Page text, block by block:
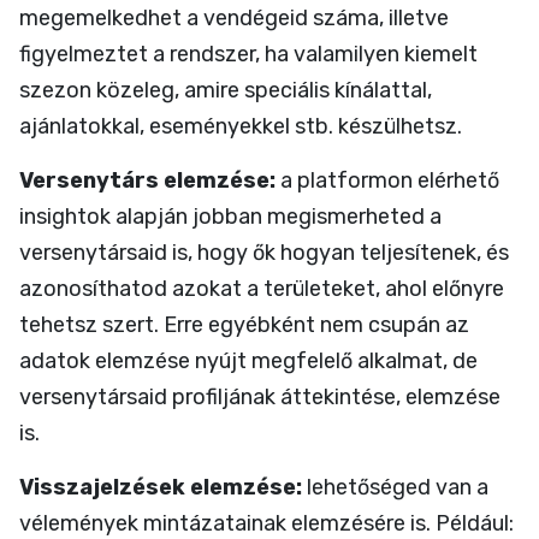
megemelkedhet a vendégeid száma, illetve
figyelmeztet a rendszer, ha valamilyen kiemelt
szezon közeleg, amire speciális kínálattal,
ajánlatokkal, eseményekkel stb. készülhetsz.
Versenytárs elemzése: a platformon elérhető
insightok alapján jobban megismerheted a
versenytársaid is, hogy ők hogyan teljesítenek, és
azonosíthatod azokat a területeket, ahol előnyre
tehetsz szert. Erre egyébként nem csupán az
adatok elemzése nyújt megfelelő alkalmat, de
versenytársaid profiljának áttekintése, elemzése
is.
Visszajelzések elemzése: lehetőséged van a
vélemények mintázatainak elemzésére is. Például: